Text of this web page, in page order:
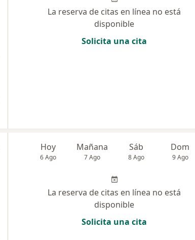
La reserva de citas en línea no está
disponible
Solicita una cita
Hoy
6 Ago
Mañana
7 Ago
Sáb
8 Ago
Dom
9 Ago
La reserva de citas en línea no está
disponible
Solicita una cita